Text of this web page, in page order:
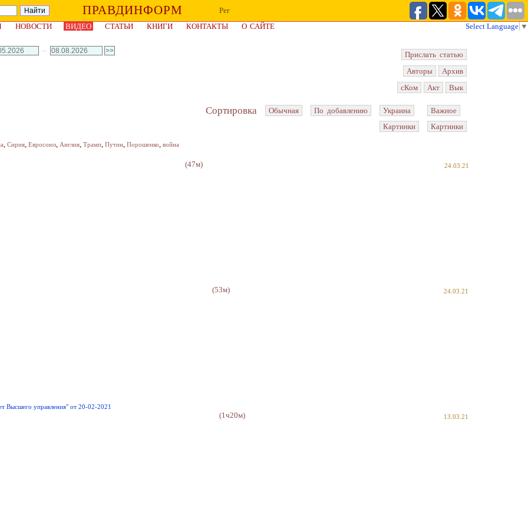
ПРАВДИНФОРМ
Рег
НОВОСТИ ВИДЕО СТАТЬИ КНИГИ КОНТАКТЫ О САЙТЕ Select Language ▼
–
Прислать статью
Авторы
Архив
сКом
Акт Вык
Сортировка Обычная По добавлению
Украина
Картинки
Важное
Картинки
, Сирия, Евросоюз, Англия, Трамп, Путин, Порошенко, война
(47м) 24.03.21
(53м) 24.03.21
Высшего управления" от 20-02-2021
(1ч20м) 13.03.21